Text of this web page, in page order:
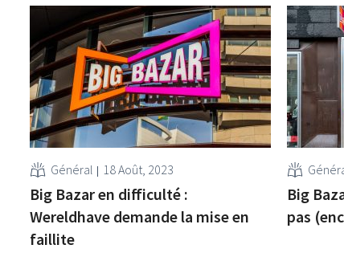
Général 18 Août, 2023
Big Bazar en difficulté :
Wereldhave demande la mise en
faillite
Big
pas